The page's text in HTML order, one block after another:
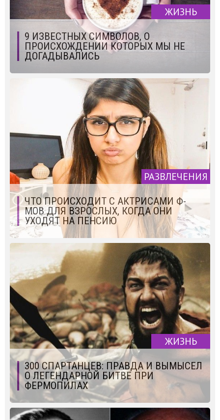
ЖИЗНЬ
9 ИЗВЕСТНЫХ СИМВОЛОВ, О
ПРОИСХОЖДЕНИИ КОТОРЫХ МЫ НЕ
ДОГАДЫВАЛИСЬ
РАЗВЛЕЧЕНИЯ
ЧТО ПРОИСХОДИТ С АКТРИСАМИ Ф-
МОВ ДЛЯ ВЗРОСЛЫХ, КОГДА ОНИ
УХОДЯТ НА ПЕНСИЮ
ЖИЗНЬ
300 СПАРТАНЦЕВ: ПРАВДА И ВЫМЫСЕЛ
О ЛЕГЕНДАРНОЙ БИТВЕ ПРИ
ФЕРМОПИЛАХ